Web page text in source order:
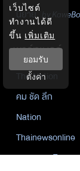
นิยาย
by
พาร์ทเนอร์
The Nation
คม ชัด ลึก
Nation
Thainewsonline
ฐานเศรษฐกิจ
เว็บไซต์
ทำงานได้ดี
ขึ้น เพิ่มเติม
ยอมรับ
ตั้งค่า